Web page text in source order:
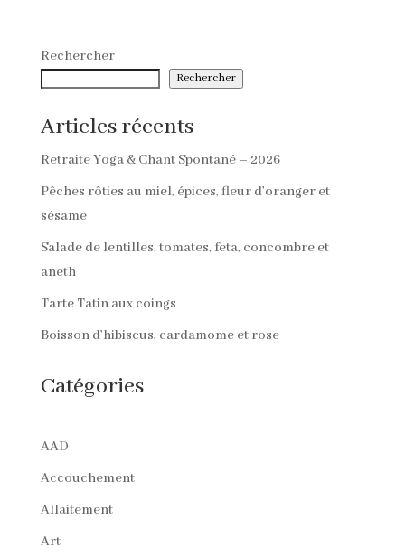
Rechercher
Rechercher
Articles récents
Retraite Yoga & Chant Spontané – 2026
Pêches rôties au miel, épices, fleur d’oranger et
sésame
Salade de lentilles, tomates, feta, concombre et
aneth
Tarte Tatin aux coings
Boisson d’hibiscus, cardamome et rose
Catégories
AAD
Accouchement
Allaitement
Art